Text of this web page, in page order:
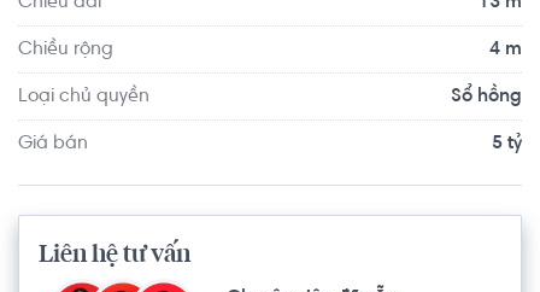
Chiều rộng 4 m
Loại chủ quyền Sổ hồng
Giá bán 5 tỷ
Liên hệ tư vấn